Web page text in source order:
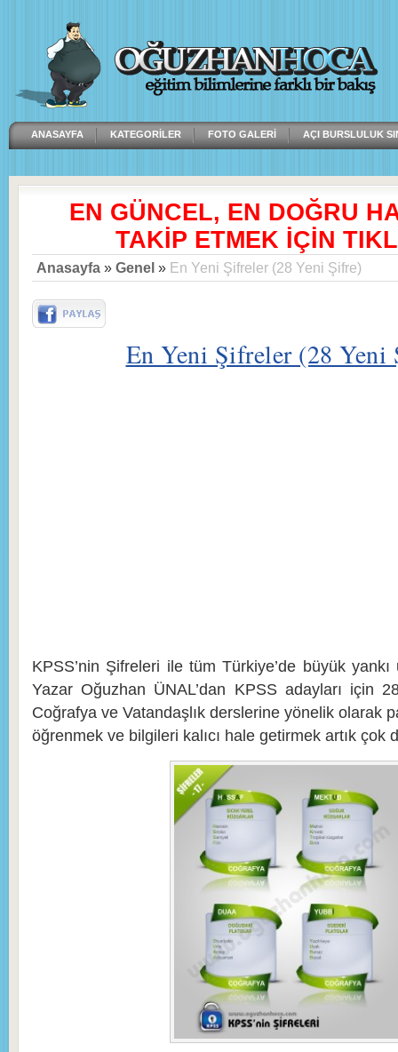
ANASAYFA KATEGORILER FOTO GALERI AÇI BURSLULUK
EN GÜNCEL, EN DOĞRU
TAKİP ETMEK İÇİN
Anasayfa » Genel » En Yeni Şifreler (28 Yeni Şifre)
En Yeni Şifreler (28 Yeni
KPSS’nin Şifreleri ile tüm Türkiye’de büyük
Yazar Oğuzhan ÜNAL’dan KPSS adayları için
Coğrafya ve Vatandaşlık derslerine yönelik olarak
öğrenmek ve bilgileri kalıcı hale getirmek artık çok